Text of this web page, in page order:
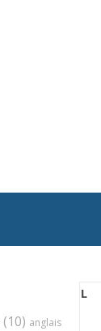
(10) anglais
L